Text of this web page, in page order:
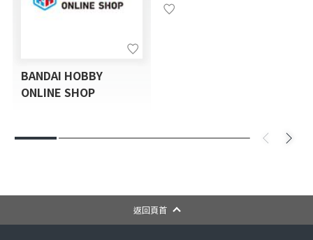
BANDAI HOBBY
ONLINE SHOP
返回頁首